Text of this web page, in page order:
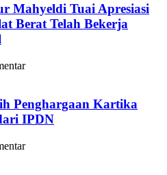
Mahyeldi Tuai Apresiasi
Berat Telah Bekerja
Penghargaan Kartika
IPDN